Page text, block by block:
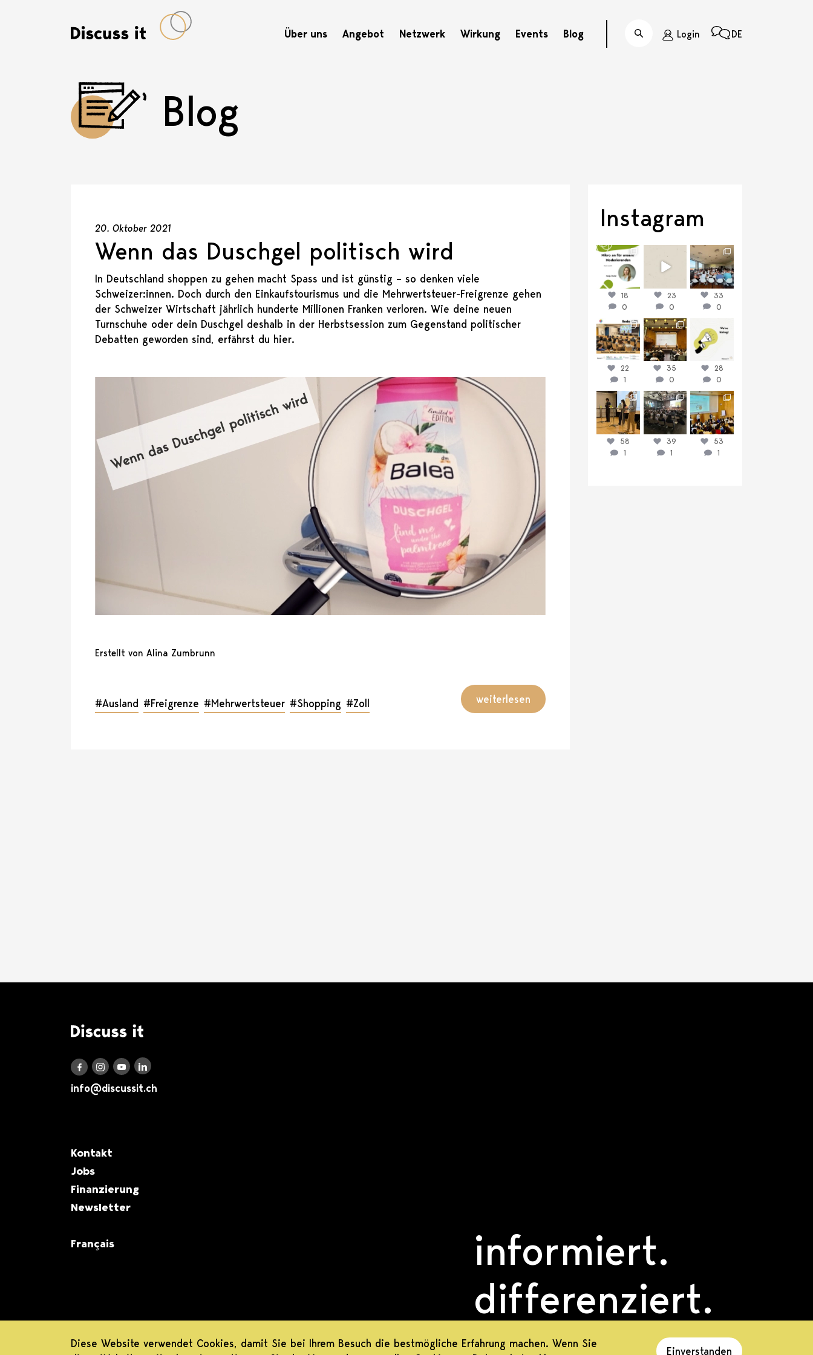
Hauptnavigation
Über uns Angebot Netzwerk Wirkung Events Blog Suche Login DE
Blog
20. Oktober 2021
Wenn das Duschgel politisch wird
In Deutschland shoppen zu gehen macht Spass und ist günstig – so denken viele
Schweizer:innen. Doch durch den Einkaufstourismus und die Mehrwertsteuer-Freigrenze gehen
der Schweizer Wirtschaft jährlich hunderte Millionen Franken verloren. Wie deine neuen
Turnschuhe oder dein Duschgel deshalb in der Herbstsession zum Gegenstand politischer
Debatten geworden sind, erfährst du hier.
Erstellt von Alina Zumbrunn
#Ausland #Freigrenze #Mehrwertsteuer #Shopping #Zoll weiterlesen
Instagram
discussit_ch
Juli 21
18
0
discussit_ch
Juli 6
23
0
discussit_ch
Juli 1
33
0
discussit_ch
Juni 16
22
1
discussit_ch
Juni 9
35
0
discussit_ch
Juni 8
28
0
discussit_ch
Juni 3
58
1
discussit_ch
Mai 26
39
1
discussit_ch
Mai 19
53
1
Logo Discuss it
Discuss it auf Facebook
Discuss it auf Instagram
Discuss it auf Youtube
Discuss it auf LinkedIn
info@discussit.ch
Metanavigation
Kontakt
Jobs
Finanzierung
Newsletter
Français
informiert.
differenziert.
Diese Website verwendet Cookies, damit Sie bei Ihrem Besuch die bestmögliche Erfahrung machen. Wenn Sie
Einverstanden